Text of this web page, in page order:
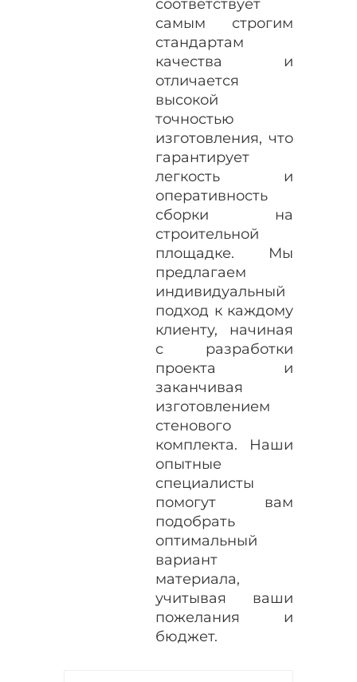
соответствует
самым строгим
стандартам
качества и
отличается
высокой
точностью
изготовления, что
гарантирует
легкость и
оперативность
сборки на
строительной
площадке. Мы
предлагаем
индивидуальный
подход к каждому
клиенту, начиная
с разработки
проекта и
заканчивая
изготовлением
стенового
комплекта. Наши
опытные
специалисты
помогут вам
подобрать
оптимальный
вариант
материала,
учитывая ваши
пожелания и
бюджет.